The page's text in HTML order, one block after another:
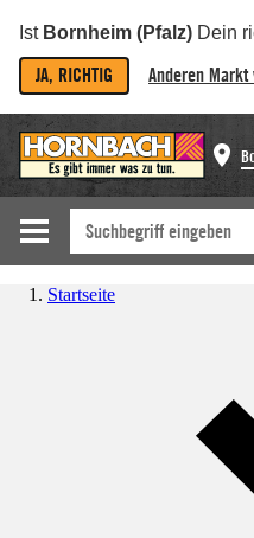
Ist Bornheim (Pfalz) Dein
JA, RICHTIG Anderen Markt
Startseite